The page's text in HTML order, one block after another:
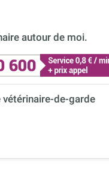
autour de moi.
de-garde